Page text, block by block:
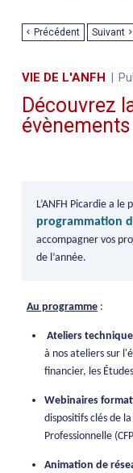
Précédent Suivant
VIE DE L'ANFH
Découvrez
L’ANFH Picardie a
programmation
accompagner vos
de l’année.
Au programme :
Ateliers
à nos ateliers sur
financier, les
Webinaires
dispositifs clés de
Professionnelle
Animation de